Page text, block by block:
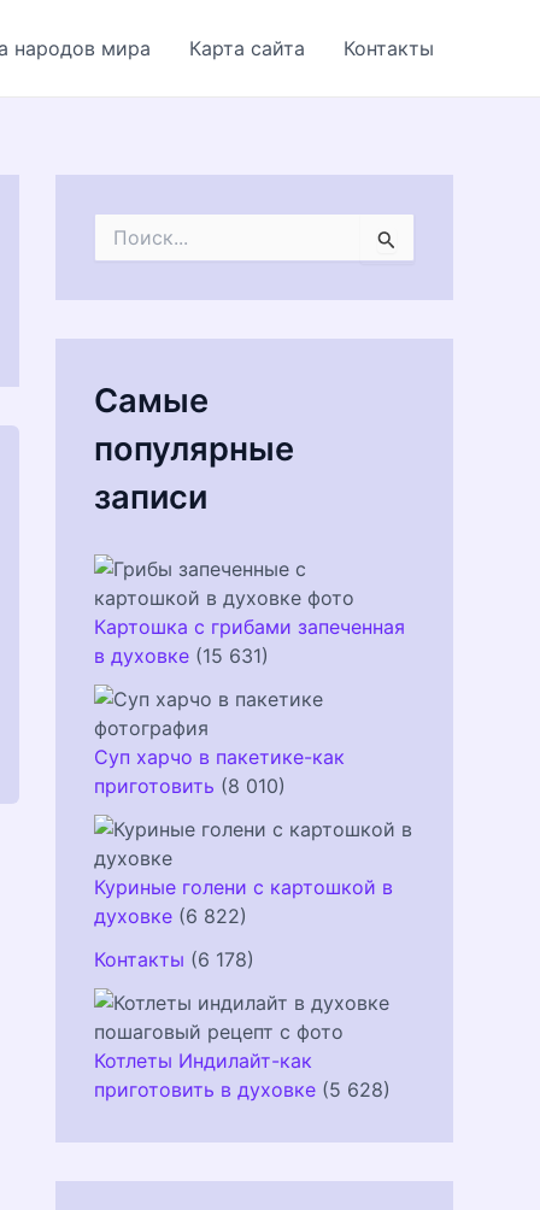
народов мира Карта сайта Контакты
с
:
Самые
популярные
записи
Картошка с грибами запеченная
в духовке (15 631)
Суп харчо в пакетике-как
приготовить (8 010)
Куриные голени с картошкой в
духовке (6 822)
Контакты (6 178)
Котлеты Индилайт-как
приготовить в духовке (5 628)